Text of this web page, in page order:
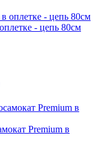
- цепь 80см
Premium в